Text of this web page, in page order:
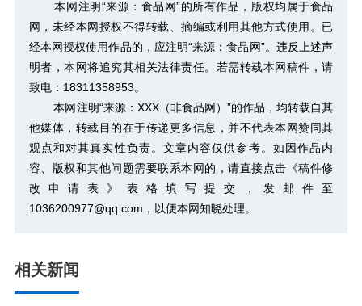
本网注明“来源：食品网”的所有作品，版权均属于食品
网，未经本网授权不得转载、摘编或利用其他方式使用。已
经本网授权使用作品的，应注明“来源：食品网”。违反上述声
明者，本网将追究其相关法律责任。若需转载本网稿件，请
致电：18311358953。
本网注明“来源：XXX（非食品网）”的作品，均转载自其
他媒体，转载目的在于传递更多信息，并不代表本网赞同其
观点和对其真实性负责。文章内容仅供参考。如因作品内
容、版权和其他问题需要联系本网的，请直接点击 《稿件修
改申请表》 表格填写提交，发邮件至
1036200977@qq.com，以便本网知晓处理。
相关新闻